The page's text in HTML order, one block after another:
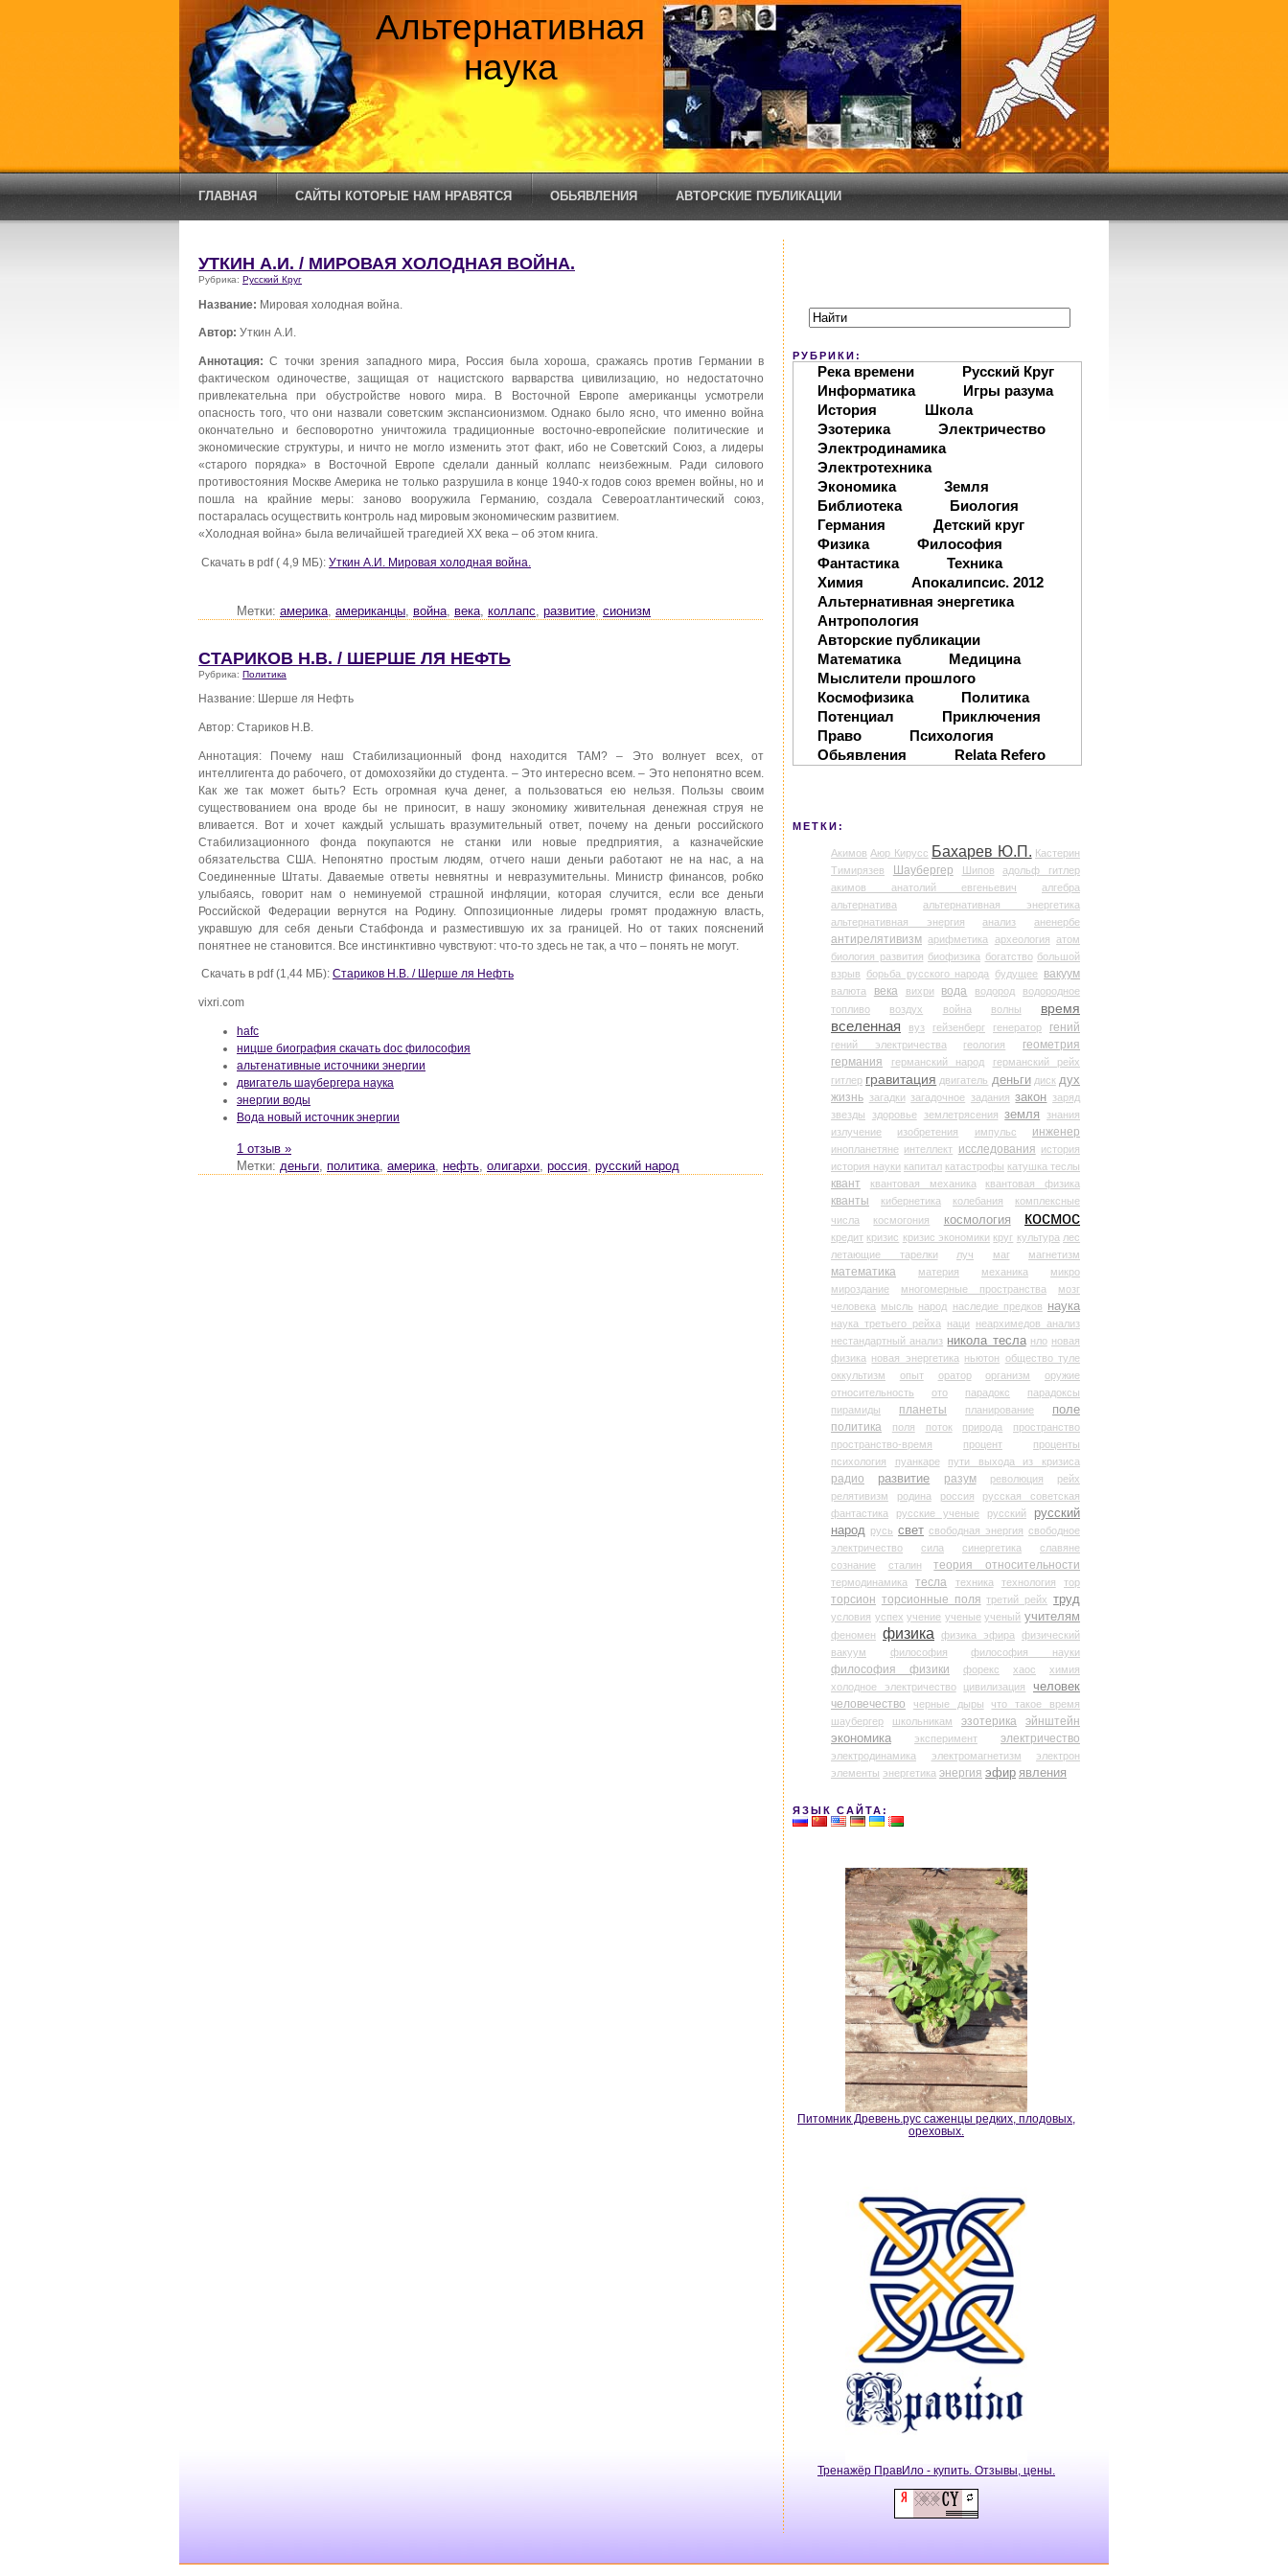
Альтернативная
наука
ГЛАВНАЯ САЙТЫ КОТОРЫЕ НАМ НРАВЯТСЯ ОБЬЯВЛЕНИЯ АВТОРСКИЕ ПУБЛИКАЦИИ
УТКИН А.И. / МИРОВАЯ ХОЛОДНАЯ ВОЙНА.
Рубрика: Русский Круг
Название: Мировая холодная война.
Автор: Уткин А.И.
Аннотация: С точки зрения западного мира, Россия была хороша, сражаясь против Германии в
фактическом одиночестве, защищая от нацистского варварства цивилизацию, но недостаточно
привлекательна при обустройстве нового мира. В Восточной Европе американцы усмотрели
опасность того, что они назвали советским экспансионизмом. Однако было ясно, что именно война
окончательно и бесповоротно уничтожила традиционные восточно-европейские политические и
экономические структуры, и ничто не могло изменить этот факт, ибо не Советский Союз, а лидеры
«старого порядка» в Восточной Европе сделали данный коллапс неизбежным. Ради силового
противостояния Москве Америка не только разрушила в конце 1940-х годов союз времен войны, но и
пошла на крайние меры: заново вооружила Германию, создала Североатлантический союз,
постаралась осуществить контроль над мировым экономическим развитием.
«Холодная война» была величайшей трагедией XX века – об этом книга.
Скачать в pdf ( 4,9 МБ): Уткин А.И. Мировая холодная война.
Метки: америка американцы война века коллапс развитие сионизм
СТАРИКОВ Н.В. / ШЕРШЕ ЛЯ НЕФТЬ
Рубрика: Политика
Название: Шерше ля Нефть
Автор: Стариков Н.В.
Аннотация: Почему наш Стабилизационный фонд находится ТАМ? – Это волнует всех, от
интеллигента до рабочего, от домохозяйки до студента. – Это интересно всем. – Это непонятно всем.
Как же так может быть? Есть огромная куча денег, а пользоваться ею нельзя. Пользы своим
существованием она вроде бы не приносит, в нашу экономику живительная денежная струя не
вливается. Вот и хочет каждый услышать вразумительный ответ, почему на деньги российского
Стабилизационного фонда покупаются не станки или новые предприятия, а казначейские
обязательства США. Непонятно простым людям, отчего наши деньги работают не на нас, а на
Соединенные Штаты. Даваемые ответы невнятны и невразумительны. Министр финансов, робко
улыбаясь, говорит нам о неминуемой страшной инфляции, которая случится, если все деньги
Российской Федерации вернутся на Родину. Оппозиционные лидеры громят продажную власть,
укравшую для себя деньги Стабфонда и разместившую их за границей. Но от таких пояснений
понятнее не становится. Все инстинктивно чувствуют: что-то здесь не так, а что – понять не могут.
Скачать в pdf (1,44 МБ): Стариков Н.В. / Шерше ля Нефть
vixri.com
hafc
ницше биография скачать doc философия
альтенативные источники энергии
двигатель шаубергера наука
энергии воды
Вода новый источник энергии
1 отзыв »
Метки: деньги политика америка нефть олигархи россия русский народ
РУБРИКИ:
Река времени
Русский Круг
Информатика
Игры разума
История
Школа
Эзотерика
Электричество
Электродинамика
Электротехника
Экономика
Земля
Библиотека
Биология
Германия
Детский круг
Физика
Философия
Фантастика
Техника
Химия
Апокалипсис. 2012
Альтернативная энергетика
Антропология
Авторские публикации
Математика
Медицина
Мыслители прошлого
Космофизика
Политика
Потенциал
Приключения
Право
Психология
Обьявления
Relata Refero
МЕТКИ:
Акимов Аюр Кирусс Бахарев Ю.П. Кастерин
Тимирязев
Шаубергер Шипов
адольф гитлер
акимов анатолий евгеньевич
алгебра
альтернатива
альтернативная энергетика
альтернативная энергия
анализ аненербе
антирелятивизм арифметика археология атом
биология развития биофизика богатство большой
взрыв
борьба русского народа будущее вакуум
валюта века вихри вода водород
водородное
топливо
воздух война волны
время
вселенная
вуз гейзенберг генератор гений
гений электричества геология
геометрия
германия
германский народ
германский рейх
гитлер гравитация двигатель деньги диск дух
жизнь загадки загадочное задания закон заряд
звезды
здоровье землетрясения земля
знания
излучение
изобретения импульс инженер
инопланетяне интеллект исследования история
история науки капитал катастрофы катушка теслы
квант квантовая механика квантовая физика
кванты кибернетика колебания
комплексные
числа
космогония космология космос
кредит кризис кризис экономики круг культура лес
летающие тарелки
луч маг магнетизм
математика материя механика
микро
мироздание
многомерные пространства
мозг
человека мысль народ наследие предков наука
наука третьего рейха наци
неархимедов анализ
нестандартный анализ никола тесла нло новая
физика новая энергетика ньютон общество туле
оккультизм
опыт оратор организм
оружие
относительность
ото парадокс
парадоксы
пирамиды
планеты планирование
поле
политика
поля поток природа
пространство
пространство-время
процент
проценты
психология
пуанкаре пути выхода из кризиса
радио развитие разум революция
рейх
релятивизм
родина россия
русская советская
фантастика
русские ученые русский
русский
народ русь свет свободная энергия свободное
электричество
сила синергетика
славяне
сознание
сталин теория относительности
термодинамика тесла техника технология тор
торсион торсионные поля третий рейх труд
условия успех учение ученые ученый учителям
феномен физика физика эфира
физический
вакуум
философия философия науки
философия физики форекс хаос
химия
холодное электричество
цивилизация человек
человечество черные дыры
что такое время
шаубергер
школьникам эзотерика
эйнштейн
экономика
эксперимент электричество
электродинамика электромагнетизм
электрон
элементы энергетика энергия эфир явления
ЯЗЫК САЙТА:
Питомник Древень.рус саженцы редких, плодовых,
ореховых.
Тренажёр ПравИло - купить. Отзывы, цены.